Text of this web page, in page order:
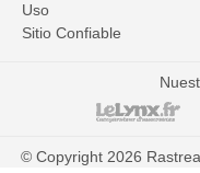
Uso
Sitio Confiable
© Copyright 2026